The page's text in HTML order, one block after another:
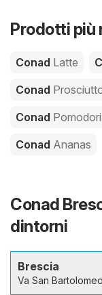
Prodotti più
Conad Latte
Conad
Conad Pomodori
Conad Ananas
Conad
dintorni
Brescia
Va San